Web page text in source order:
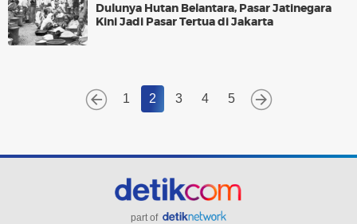
Dulunya Hutan Belantara, Pasar Jatinegara
Kini Jadi Pasar Tertua di Jakarta
1 2 3 4 5
part of